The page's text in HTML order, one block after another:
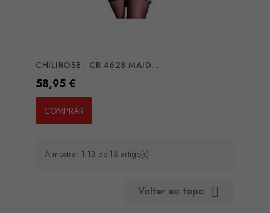
CHILIROSE - CR 4628 MAID...
Preço
58,95 €
COMPRAR
A mostrar 1-13 de 13 artigo(s)
Voltar ao topo 